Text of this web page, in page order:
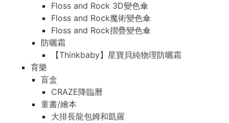
Floss and Rock 3D變色傘
Floss and Rock魔術變色傘
Floss and Rock摺疊變色傘
防曬霜
【Thinkbaby】星寶貝純物理防曬霜
育樂
盲盒
CRAZE降臨曆
童書/繪本
大排長龍包姆和凱羅